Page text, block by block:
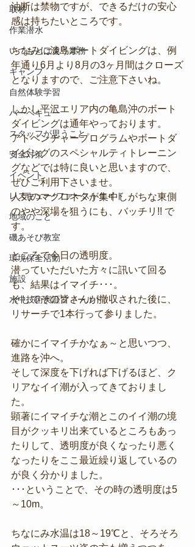
取材
作業潜水
いつもとは違う業務
キャンプ
自然体験学習
バーベキュー
スタッフが思うこと
安全対策
イベント
レスキュー･ファーストエイド
地域のこと
磯あそび教室
環境保全活動
施設
水中技術実証フィールド
油断は禁物ですが、できるだけの安心
感は持ちたいところです。
ちなみに淡島ボートダイビングは、例
年通り6月より8月の3ヶ月間はクローズ
となりますので、ご注意下さいね。
しかし平沢エリア内の亀島沖のボート
ダイビングは通年やっております。
アドベンチャープログラムやボートダ
イビングのスペシャルティトレーニン
グなどでは特に良いと思いますので、
ぜひご利用下さいませ。
人気のマクロネタが集中しがちな東側
のやや深場を狙うにも、バッチリ!! で
す。
ところで今日の透明度。
潜っていただいた方々に訊いて回る
も、結果はイマイチ･･･。
そしてその皆さんが撤収された後に、
リサーチで1本行って参りました。
確かにイマイチかなぁ～と思いつつ、
進路を沖へ。
そして深度を下げれば下げるほど、ク
リアなイイ潮が入ってきておりまし
た。
顕著にイマイチな潮とこのイイ潮の境
目がクッキリ出来ているところもあっ
たりして、透明度が良くなったり悪く
なったりをここ最近繰り返しているの
が良く分かりました。
･･･ということで、その時の透明度は5
～10m。
ちなにみ水温は18～19℃と、そろそろ